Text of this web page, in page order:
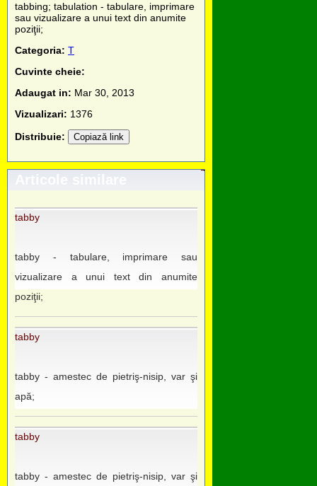
tabbing; tabulation - tabulare, imprimare
sau vizualizare a unui text din anumite
poziţii;
Categoria: T
Cuvinte cheie:
Adaugat in: Mar 30, 2013
Vizualizari: 1376
Distribuie:
Copiază link
Articole similare
tabby
tabby - tabulare, imprimare sau
vizualizare a unui text din anumite
poziţii;
tabby
tabby - amestec de pietriş-nisip, var şi
apă;
tabby
tabby - amestec de pietriş-nisip, var şi